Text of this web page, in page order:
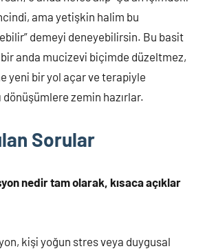
ama yetişkin halim bu
demeyi deneyebilirsin. Bu basit
anda mucizevi biçimde düzeltmez,
yeni bir yol açar ve terapiyle
dönüşümlere zemin hazırlar.
Sorular
nedir tam olarak, kısaca açıklar
kişi yoğun stres veya duygusal